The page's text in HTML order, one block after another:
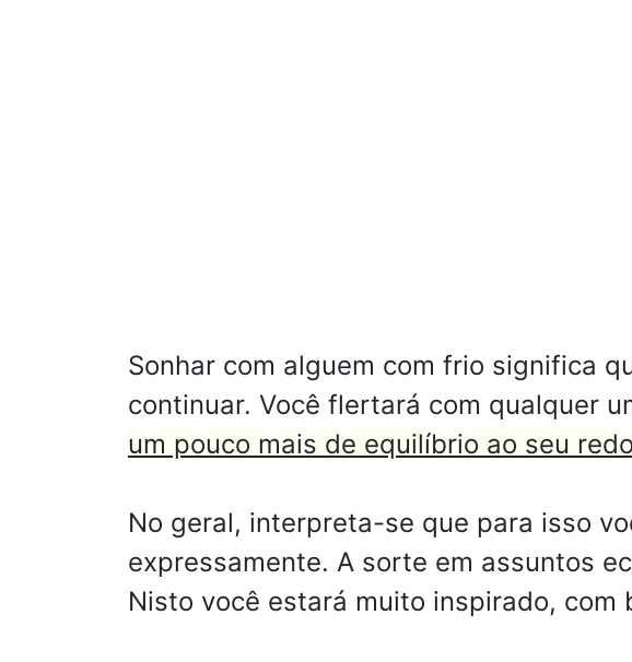
Sonhar com alguem com frio significa
continuar. Você flertará com qualquer
um pouco mais de equilíbrio ao seu
No geral, interpreta-se que para isso
expressamente. A sorte em assuntos
Nisto você estará muito inspirado,